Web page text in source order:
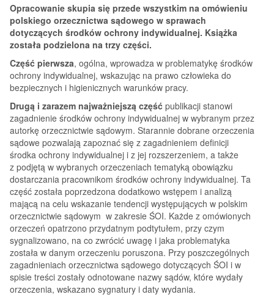
Opracowanie skupia się przede wszystkim na omówieniu
polskiego orzecznictwa sądowego w sprawach
dotyczących środków ochrony indywidualnej. Książka
została podzielona na trzy części.
Część pierwsza, ogólna, wprowadza w problematykę środków
ochrony indywidualnej, wskazując na prawo człowieka do
bezpiecznych i higienicznych warunków pracy.
Drugą i zarazem najważniejszą część publikacji stanowi
zagadnienie środków ochrony indywidualnej w wybranym przez
autorkę orzecznictwie sądowym. Starannie dobrane orzeczenia
sądowe pozwalają zapoznać się z zagadnieniem definicji
środka ochrony indywidualnej i z jej rozszerzeniem, a także
z podjętą w wybranych orzeczeniach tematyką obowiązku
dostarczania pracownikom środków ochrony indywidualnej. Ta
część została poprzedzona dodatkowo wstępem i analizą
mającą na celu wskazanie tendencji występujących w polskim
orzecznictwie sądowym w zakresie ŚOI. Każde z omówionych
orzeczeń opatrzono przydatnym podtytułem, przy czym
sygnalizowano, na co zwrócić uwagę i jaka problematyka
została w danym orzeczeniu poruszona. Przy poszczególnych
zagadnieniach orzecznictwa sądowego dotyczących ŚOI i w
spisie treści zostały odnotowane nazwy sądów, które wydały
orzeczenia, wskazano sygnatury i daty wydania.